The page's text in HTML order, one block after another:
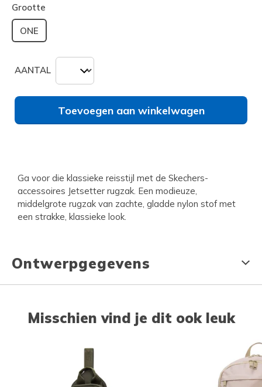
Grootte
ONE
AANTAL
Toevoegen aan winkelwagen
Ga voor die klassieke reisstijl met de Skechers-
accessoires Jetsetter rugzak. Een modieuze,
middelgrote rugzak van zachte, gladde nylon stof met
een strakke, klassieke look.
Ontwerpgegevens
Misschien vind je dit ook leuk